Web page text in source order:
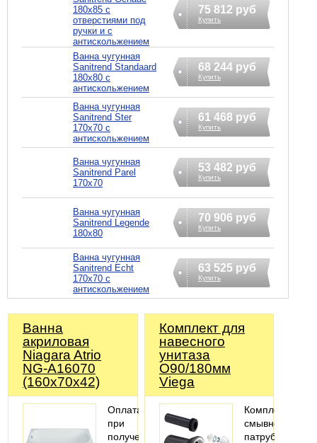
180х85 с
отверстиями под
ручки и с
антискольжением
75 812 руб
Купить
Ванна чугунная
Sanitrend Standaard
180х80 с
антискольжением
68 244 руб
Купить
Ванна чугунная
Sanitrend Ster
170х70 с
антискольжением
61 468 руб
Купить
Ванна чугунная
Sanitrend Parel
170х70
53 482 руб
Купить
Ванна чугунная
Sanitrend Legende
180х80
70 906 руб
Купить
Ванна чугунная
Sanitrend Echt
170х70 с
антискольжением
63 525 руб
Купить
Ванна
акриловая
Niagara Atrio
NG-A16070
(160х70х42)
Оплата
при
получении
Комплект для
навесного
унитаза
O90/180мм
Viega
смывной
патрубок